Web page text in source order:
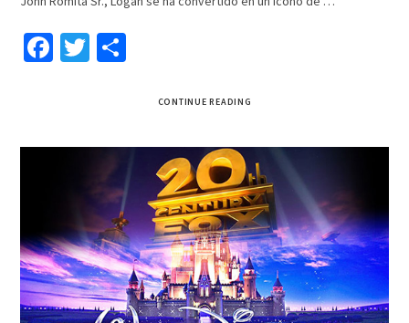
Facebook
TwitterCompartir
CONTINUE READING